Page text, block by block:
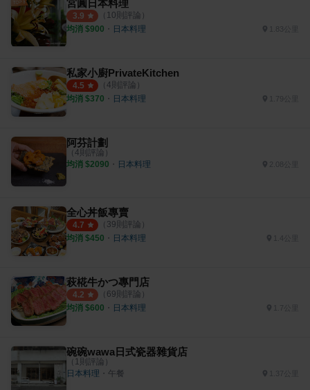
宮圓日本料理
3.9 （ 10則評論）
均消 $900 ・ 日本料理 1.83公里
私家小廚PrivateKitchen
4.5 （ 4則評論）
均消 $370 ・ 日本料理 1.79公里
阿芬計劃
（ 4則評論）
均消 $2090 ・ 日本料理 2.08公里
全心丼飯專賣
4.7 （ 39則評論）
均消 $450 ・ 日本料理 1.4公里
萩椛牛かつ專門店
4.2 （ 69則評論）
均消 $600 ・ 日本料理 1.7公里
碗碗wawa日式瓷器雜貨店
（ 1則評論）
日本料理 ・ 午餐 1.37公里